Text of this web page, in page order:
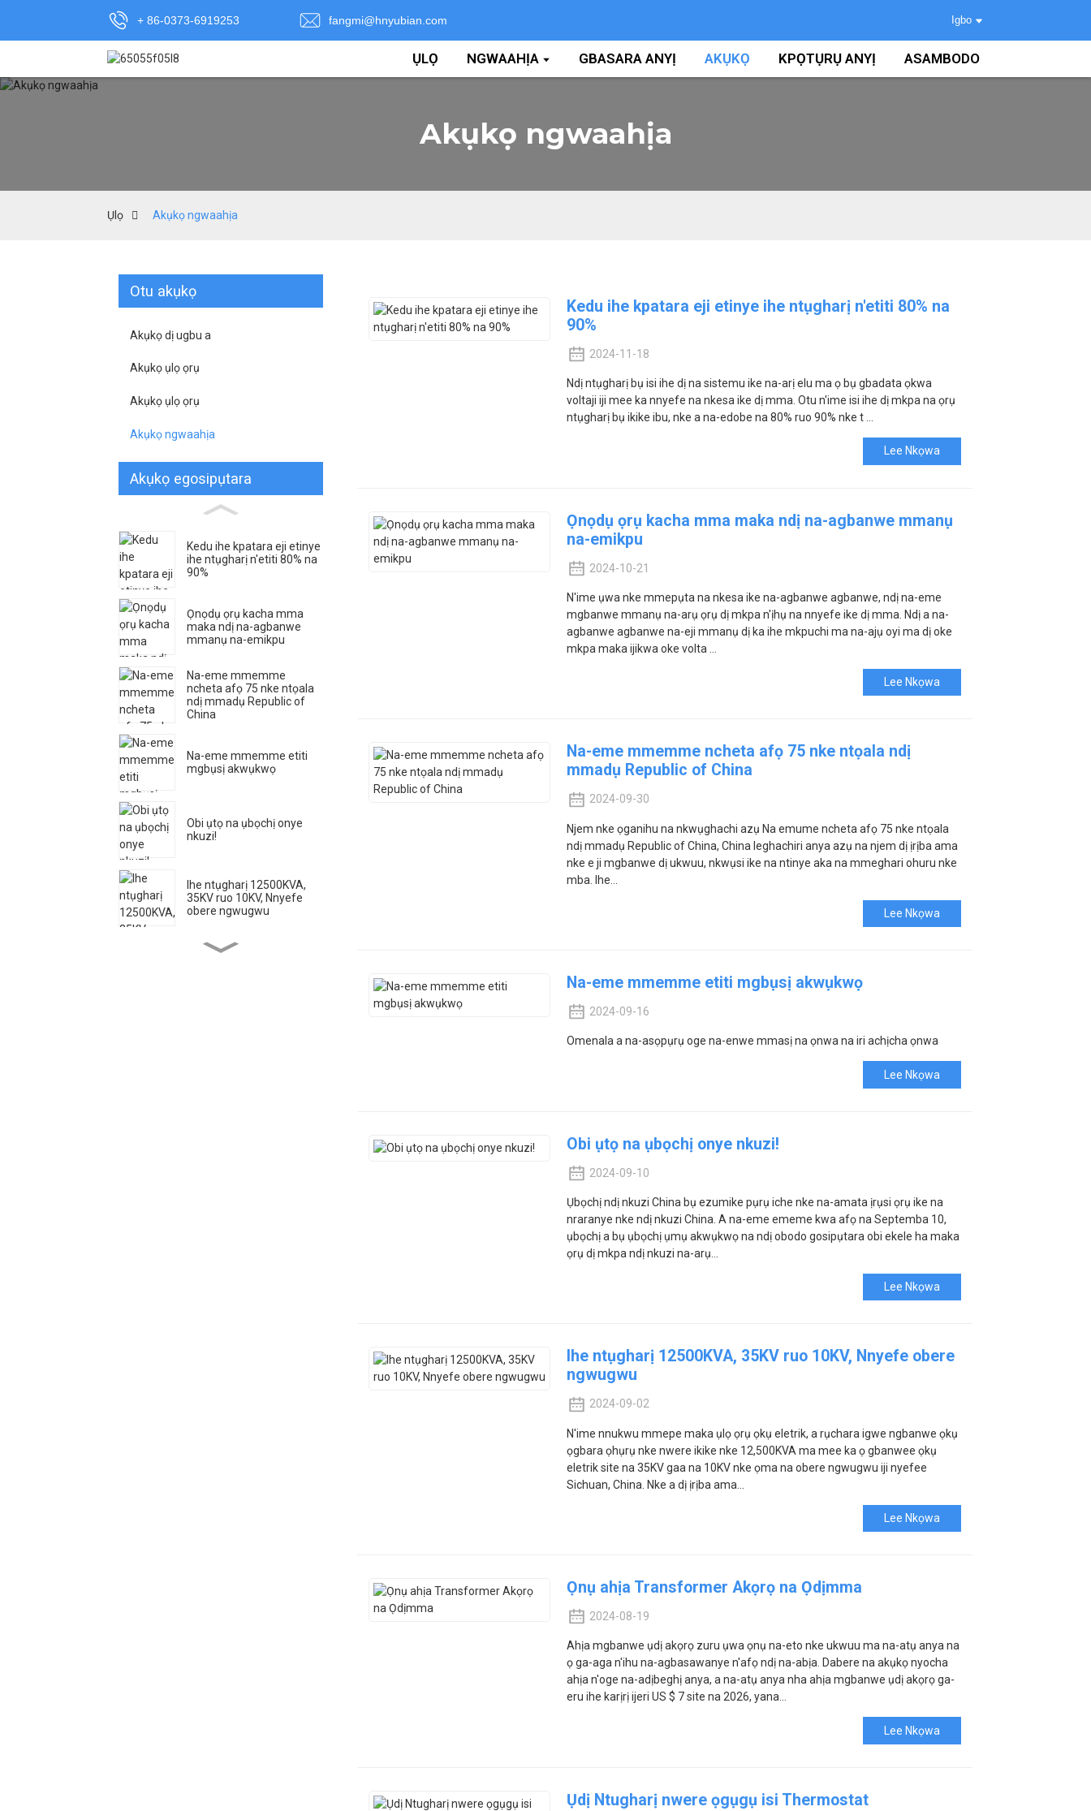
+ 86-0373-6919253 fangmi@hnyubian.com Igbo
ỤLỌ NGWAAHỊA GBASARA ANYỊ AKỤKỌ KPỌTỤRỤ ANYỊ ASAMBODO
Akụkọ ngwaahịa
Ụlọ Akụkọ ngwaahịa
Otu akụkọ
Akụkọ dị ugbu a
Akụkọ ụlọ ọrụ
Akụkọ ụlọ ọrụ
Akụkọ ngwaahịa
Akụkọ egosipụtara
Kedu ihe kpatara eji etinye
ihe ntụgharị n'etiti 80% na
90%
Ọnọdụ ọrụ kacha mma
maka ndị na-agbanwe
mmanụ na-emikpu
Na-eme mmemme
ncheta afọ 75 nke ntọala
ndị mmadụ Republic of
China
Na-eme mmemme etiti
mgbụsị akwụkwọ
Obi ụtọ na ụbọchị onye
nkuzi!
Ihe ntụgharị 12500KVA,
35KV ruo 10KV, Nnyefe
obere ngwugwu
Kedu ihe kpatara eji etinye ihe ntụgharị n'etiti 80% na
90%
2024-11-18
Ndị ntụgharị bụ isi ihe dị na sistemu ike na-arị elu ma ọ bụ gbadata ọkwa
voltaji iji mee ka nnyefe na nkesa ike dị mma. Otu n'ime isi ihe dị mkpa na ọrụ
ntụgharị bụ ikike ibu, nke a na-edobe na 80% ruo 90% nke t ...
Lee Nkọwa
Ọnọdụ ọrụ kacha mma maka ndị na-agbanwe mmanụ
na-emikpu
2024-10-21
N'ime ụwa nke mmepụta na nkesa ike na-agbanwe agbanwe, ndị na-eme
mgbanwe mmanụ na-arụ ọrụ dị mkpa n'ịhụ na nnyefe ike dị mma. Ndị a na-
agbanwe agbanwe na-eji mmanụ dị ka ihe mkpuchi ma na-ajụ oyi ma dị oke
mkpa maka ijikwa oke volta ...
Lee Nkọwa
Na-eme mmemme ncheta afọ 75 nke ntọala ndị
mmadụ Republic of China
2024-09-30
Njem nke ọganihu na nkwụghachi azụ Na emume ncheta afọ 75 nke ntọala
ndị mmadụ Republic of China, China leghachiri anya azụ na njem dị ịrịba ama
nke e ji mgbanwe dị ukwuu, nkwụsi ike na ntinye aka na mmeghari ohuru nke
mba. Ihe...
Lee Nkọwa
Na-eme mmemme etiti mgbụsị akwụkwọ
2024-09-16
Omenala a na-asọpụrụ oge na-enwe mmasị na ọnwa na iri achịcha ọnwa
Lee Nkọwa
Obi ụtọ na ụbọchị onye nkuzi!
2024-09-10
Ụbọchị ndị nkuzi China bụ ezumike pụrụ iche nke na-amata ịrụsi ọrụ ike na
nraranye nke ndị nkuzi China. A na-eme ememe kwa afọ na Septemba 10,
ụbọchị a bụ ụbọchị ụmụ akwụkwọ na ndị obodo gosipụtara obi ekele ha maka
ọrụ dị mkpa ndị nkuzi na-arụ...
Lee Nkọwa
Ihe ntụgharị 12500KVA, 35KV ruo 10KV, Nnyefe obere
ngwugwu
2024-09-02
N'ime nnukwu mmepe maka ụlọ ọrụ ọkụ eletrik, a rụchara igwe ngbanwe ọkụ
ọgbara ọhụrụ nke nwere ikike nke 12,500KVA ma mee ka ọ gbanwee ọkụ
eletrik site na 35KV gaa na 10KV nke ọma na obere ngwugwu iji nyefee
Sichuan, China. Nke a dị ịrịba ama...
Lee Nkọwa
Ọnụ ahịa Transformer Akọrọ na Ọdịmma
2024-08-19
Ahịa mgbanwe ụdị akọrọ zuru ụwa ọnụ na-eto nke ukwuu ma na-atụ anya na
ọ ga-aga n'ihu na-agbasawanye n'afọ ndị na-abịa. Dabere na akụkọ nyocha
ahịa n'oge na-adịbeghị anya, a na-atụ anya nha ahịa mgbanwe ụdị akọrọ ga-
eru ihe karịrị ijeri US $ 7 site na 2026, yana…
Lee Nkọwa
Ụdị Ntugharị nwere ọgụgụ isi Thermostat